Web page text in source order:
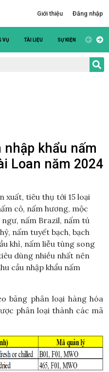
Giới thiệu Đăng nhập
VỤ TÀI LIỆU SỰ KIỆN DANH
khẩu nấm
Loan năm 2024
xuất, tiêu thụ tới 15 loại
cỏ, nấm hương, mộc
nấm Brazil, nấm tú
nấm tuyết bạch, bạch
khỉ, nấm liễu tùng song
dùng nhiều nhất nên
cầu nhập khẩu nấm
bảng phân loại hàng hóa
phân loại thành các mã